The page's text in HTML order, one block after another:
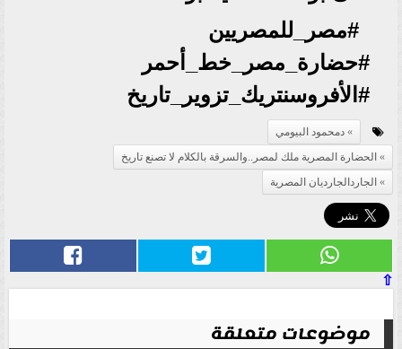
#مصر_للمصريين
#حضارة_مصر_خط_أحمر
#الأفروسنتريك_تزوير_تاريخ
دمحمود البيومي
الحضارة المصرية ملك لمصر..والسرقة بالكلام لا تصنع تاريخ
الجاردالجارديان المصرية
⇧
موضوعات متعلقة